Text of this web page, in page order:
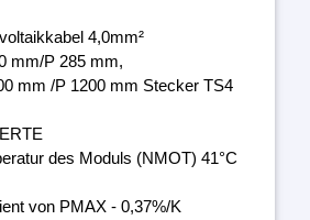
4,0mm²
mm/P 285 mm,
mm /P 1200 mm Stecker TS4
des Moduls (NMOT) 41°C
von PMAX - 0,37%/K